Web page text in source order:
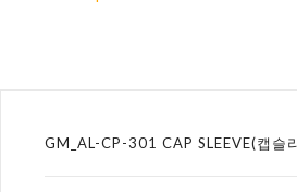
GM_AL-CP-301 CAP SLEEVE(캡슬